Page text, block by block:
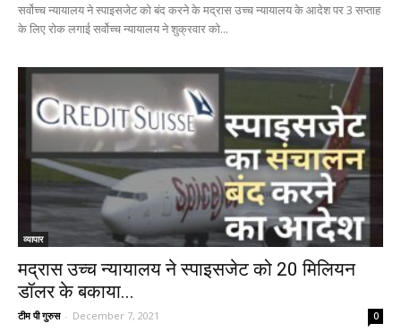
सर्वोच्च न्यायालय ने स्पाइसजेट को बंद करने के मद्रास उच्च न्यायालय के आदेश पर 3 सप्ताह
के लिए रोक लगाई सर्वोच्च न्यायालय ने शुक्रवार को...
व्यापार
मद्रास उच्च न्यायालय ने स्पाइसजेट को 20 मिलियन
डॉलर के बकाया...
टीम पी गुरुस - December 7, 2021 0